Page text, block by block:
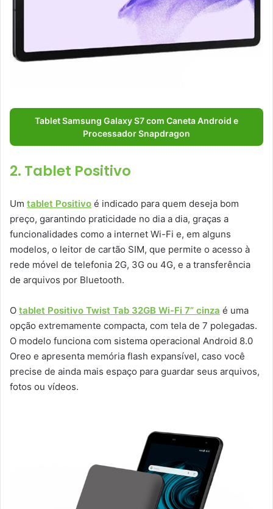
Tablet Samsung Galaxy S7 com Caneta Android e
Processador Snapdragon
2. Tablet Positivo
Um tablet Positivo é indicado para quem deseja bom
preço, garantindo praticidade no dia a dia, graças a
funcionalidades como a internet Wi-Fi e, em alguns
modelos, o leitor de cartão SIM, que permite o acesso à
rede móvel de telefonia 2G, 3G ou 4G, e a transferência
de arquivos por Bluetooth.
O tablet Positivo Twist Tab 32GB Wi-Fi 7” cinza é uma
opção extremamente compacta, com tela de 7 polegadas.
O modelo funciona com sistema operacional Android 8.0
Oreo e apresenta memória flash expansível, caso você
precise de ainda mais espaço para guardar seus arquivos,
fotos ou vídeos.